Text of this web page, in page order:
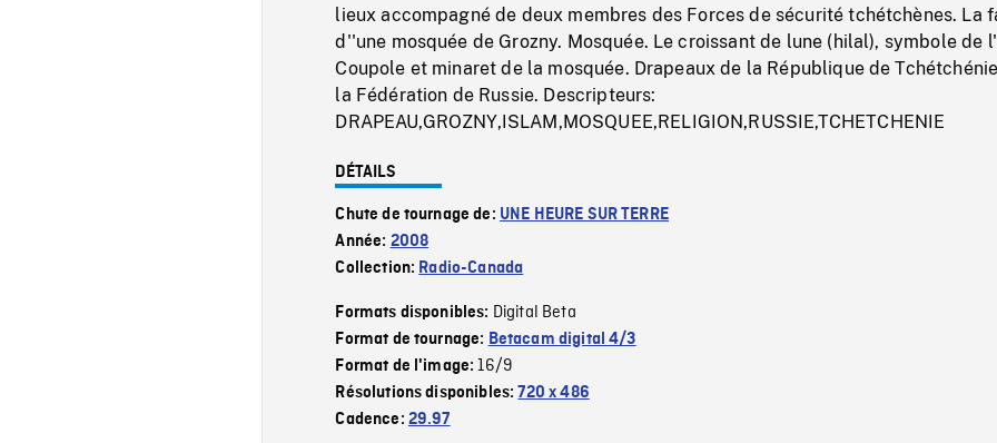
lieux accompagné de deux membres des Forces de sécurité tchétchènes. La
d''une mosquée de Grozny. Mosquée. Le croissant de lune (hilal), symbole de
Coupole et minaret de la mosquée. Drapeaux de la République de
la Fédération de Russie. Descripteurs:
DRAPEAU,GROZNY,ISLAM,MOSQUEE,RELIGION,RUSSIE,TCHETCHENIE
DÉTAILS
Chute de tournage de: UNE HEURE SUR TERRE
Année: 2008
Collection: Radio-Canada
Formats disponibles: Digital Beta
Format de tournage: Betacam digital 4/3
Format de l'image:16/9
Résolutions disponibles:720 x 486
Cadence: 29.97